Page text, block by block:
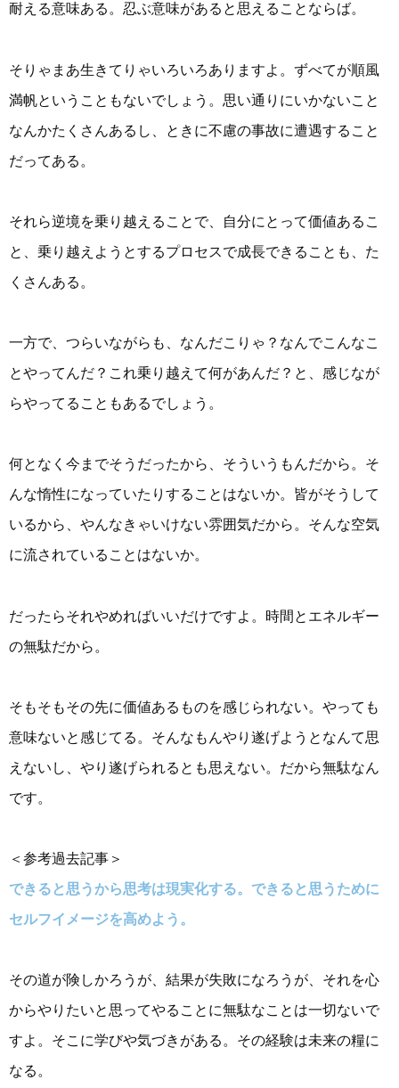
耐える意味ある。忍ぶ意味があると思えることならば。
そりゃまあ生きてりゃいろいろありますよ。ずべてが順風
満帆ということもないでしょう。思い通りにいかないこと
なんかたくさんあるし、ときに不慮の事故に遭遇すること
だってある。
それら逆境を乗り越えることで、自分にとって価値あるこ
と、乗り越えようとするプロセスで成長できることも、た
くさんある。
一方で、つらいながらも、なんだこりゃ？なんでこんなこ
とやってんだ？これ乗り越えて何があんだ？と、感じなが
らやってることもあるでしょう。
何となく今までそうだったから、そういうもんだから。そ
んな惰性になっていたりすることはないか。皆がそうして
いるから、やんなきゃいけない雰囲気だから。そんな空気
に流されていることはないか。
だったらそれやめればいいだけですよ。時間とエネルギー
の無駄だから。
そもそもその先に価値あるものを感じられない。やっても
意味ないと感じてる。そんなもんやり遂げようとなんて思
えないし、やり遂げられるとも思えない。だから無駄なん
です。
＜参考過去記事＞
できると思うから思考は現実化する。できると思うために
セルフイメージを高めよう。
その道が険しかろうが、結果が失敗になろうが、それを心
からやりたいと思ってやることに無駄なことは一切ないで
すよ。そこに学びや気づきがある。その経験は未来の糧に
なる。